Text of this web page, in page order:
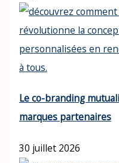
Le co-branding
marques partenaires
30 juillet 2026